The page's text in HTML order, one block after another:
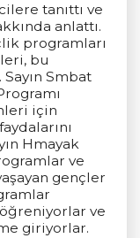
tanıttı ve
anlattı.
programları
bu
Smbat
için
Hmayak
ve
gençler
ve
giriyorlar.